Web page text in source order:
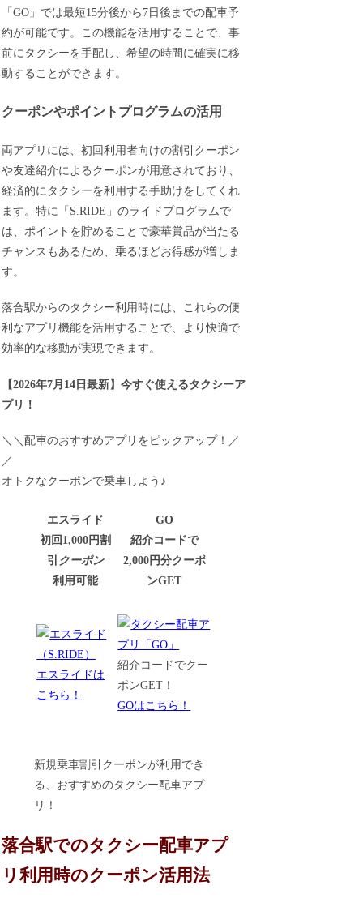
「GO」では最短15分後から7日後までの配車予
約が可能です。この機能を活用することで、事
前にタクシーを手配し、希望の時間に確実に移
動することができます。
クーポンやポイントプログラムの活用
両アプリには、初回利用者向けの割引クーポン
や友達紹介によるクーポンが用意されており、
経済的にタクシーを利用する手助けをしてくれ
ます。特に「S.RIDE」のライドプログラムで
は、ポイントを貯めることで豪華賞品が当たる
チャンスもあるため、乗るほどお得感が増しま
す。
落合駅からのタクシー利用時には、これらの便
利なアプリ機能を活用することで、より快適で
効率的な移動が実現できます。
【2026年7月14日最新】今すぐ使えるタクシーア
プリ！
＼＼配車のおすすめアプリをピックアップ！／
／
オトクなクーポンで乗車しよう♪
エスライド
初回1,000円割
引 クーポン
利用可能
GO
紹介コードで
2,000円分クーポ
ンGET
エスライドは
こちら！
紹介コードでクー
ポンGET！
GOはこちら！
新規乗車割引クーポンが利用でき
る、おすすめのタクシー配車アプ
リ！
落合駅でのタクシー配車アプ
リ利用時のクーポン活用法